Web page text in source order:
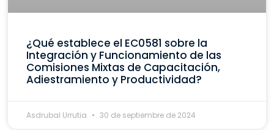
¿Qué establece el EC0581 sobre la
Integración y Funcionamiento de las
Comisiones Mixtas de Capacitación,
Adiestramiento y Productividad?
Asdrubal Urrutia 30 de septiembre de 2024